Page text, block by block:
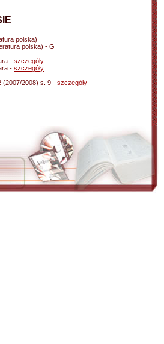
polska)
polska) - G
- szczegóły
- szczegóły
(2007/2008) s. 9 - szczegóły